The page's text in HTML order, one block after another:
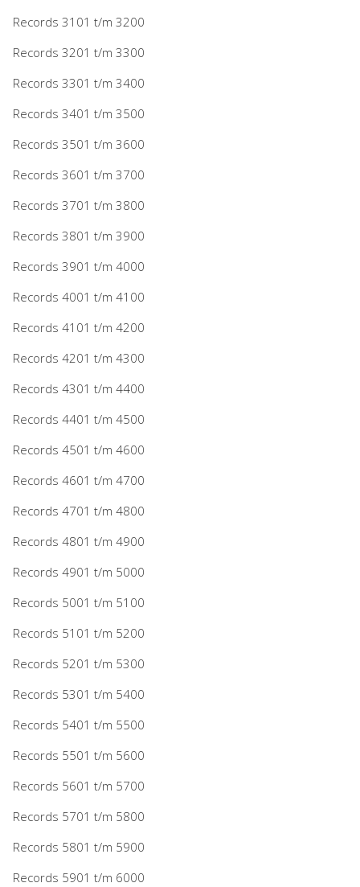
Records 3101 t/m 3200
Records 3201 t/m 3300
Records 3301 t/m 3400
Records 3401 t/m 3500
Records 3501 t/m 3600
Records 3601 t/m 3700
Records 3701 t/m 3800
Records 3801 t/m 3900
Records 3901 t/m 4000
Records 4001 t/m 4100
Records 4101 t/m 4200
Records 4201 t/m 4300
Records 4301 t/m 4400
Records 4401 t/m 4500
Records 4501 t/m 4600
Records 4601 t/m 4700
Records 4701 t/m 4800
Records 4801 t/m 4900
Records 4901 t/m 5000
Records 5001 t/m 5100
Records 5101 t/m 5200
Records 5201 t/m 5300
Records 5301 t/m 5400
Records 5401 t/m 5500
Records 5501 t/m 5600
Records 5601 t/m 5700
Records 5701 t/m 5800
Records 5801 t/m 5900
Records 5901 t/m 6000